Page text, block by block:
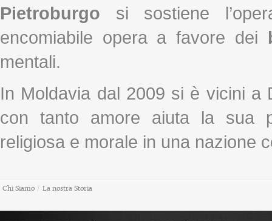
Pietroburgo si sostiene
encomiabile opera a favore dei
mentali.
In Moldavia dal 2009 si è vicini a
con tanto amore aiuta la sua
religiosa e morale in una nazione
Chi Siamo / La nostra Storia